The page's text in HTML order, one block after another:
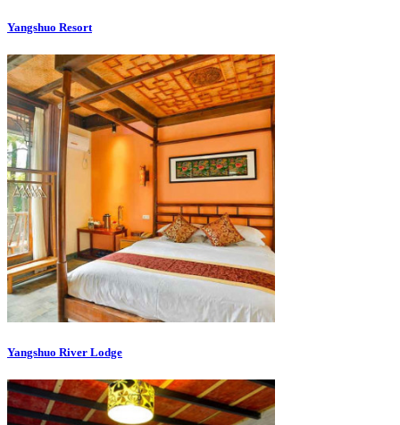
Yangshuo Resort
Yangshuo River Lodge